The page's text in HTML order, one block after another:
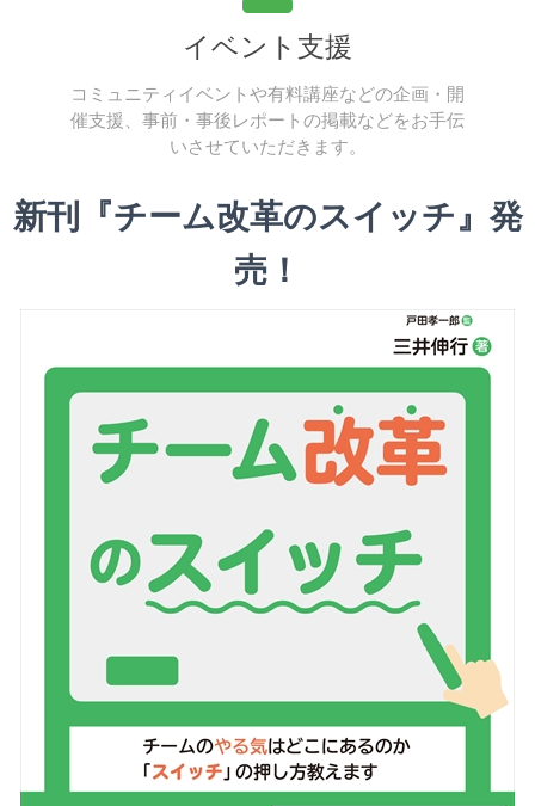
イベント支援
コミュニティイベントや有料講座などの企画・開
催支援、事前・事後レポートの掲載などをお手伝
いさせていただきます。
新刊『チーム改革のスイッチ』発
売！